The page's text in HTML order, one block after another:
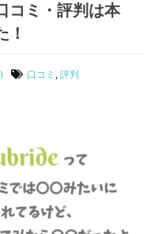
コミ・評判は本
！
口コミ , 評判